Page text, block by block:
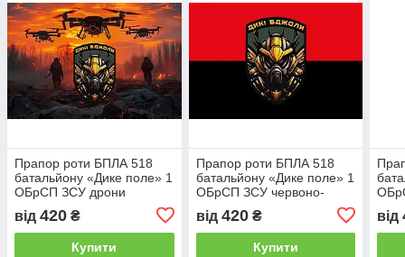
Прапор роти БПЛА 518
батальйону «Дике поле» 1
ОБрСП ЗСУ дрони
від 420 ₴
Купити
Прапор роти БПЛА 518
батальйону «Дике поле» 1
ОБрСП ЗСУ червоно-
від 420₴
Купити
від